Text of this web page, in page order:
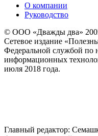
О компании
Руководство
© ООО «Дважды два»
Сетевое издание
Федеральной службой по
информационных
июля 2018 года.
Главный редактор: